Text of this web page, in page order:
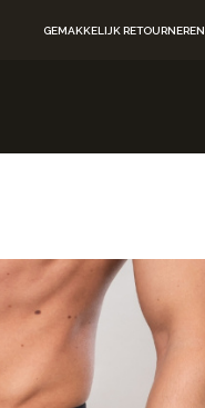
GEMAKKELIJK RETOURNEREN